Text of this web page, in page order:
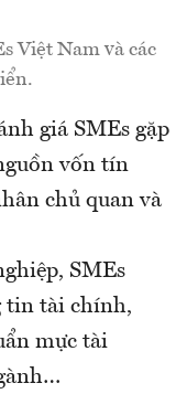
Việt Nam và các
giá SMEs gặp
vốn tín
chủ quan và
SMEs
tin tài chính,
mực tài